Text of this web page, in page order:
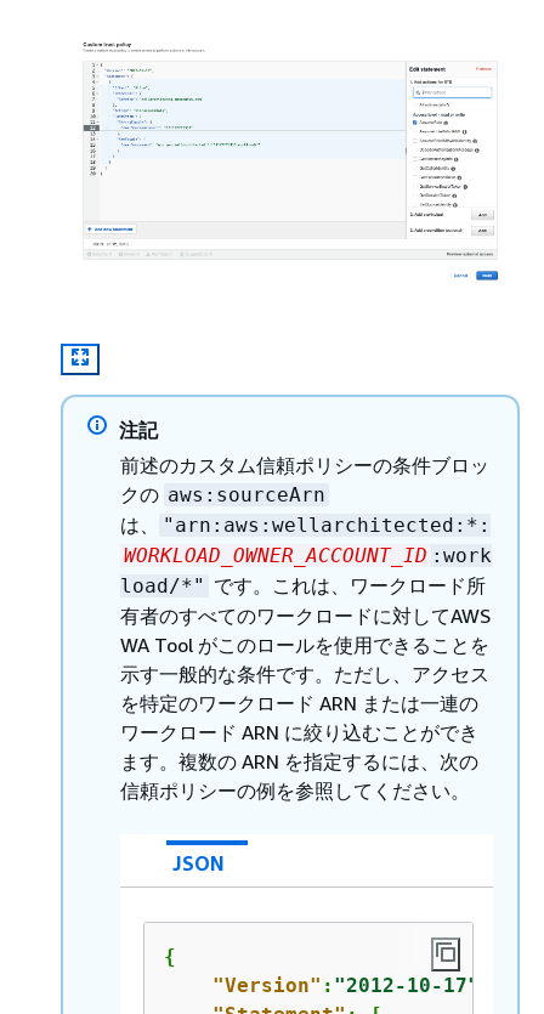
注記
前述のカスタム信頼ポリシーの条件ブロッ
クの aws:sourceArn
は、
"arn:aws:wellarchitected:*:
WORKLOAD_OWNER_ACCOUNT_ID :work
load/*" です。これは、ワークロード所
有者のすべてのワークロードに対してAWS
WA Tool がこのロールを使用できることを
示す一般的な条件です。ただし、アクセス
を特定のワークロード ARN または一連の
ワークロード ARN に絞り込むことができ
ます。複数の ARN を指定するには、次の
信頼ポリシーの例を参照してください。
JSON
{
"Version" : "2012-10-17"